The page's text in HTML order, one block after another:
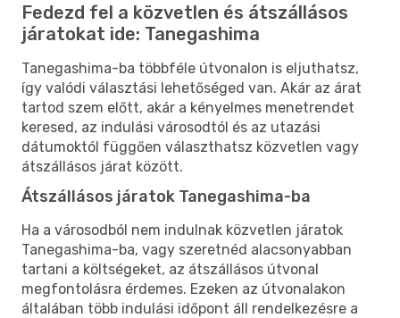
Fedezd fel a közvetlen és átszállásos
járatokat ide: Tanegashima
Tanegashima-ba többféle útvonalon is eljuthatsz,
így valódi választási lehetőséged van. Akár az árat
tartod szem előtt, akár a kényelmes menetrendet
keresed, az indulási városodtól és az utazási
dátumoktól függően választhatsz közvetlen vagy
átszállásos járat között.
Átszállásos járatok Tanegashima-ba
Ha a városodból nem indulnak közvetlen járatok
Tanegashima-ba, vagy szeretnéd alacsonyabban
tartani a költségeket, az átszállásos útvonal
megfontolásra érdemes. Ezeken az útvonalakon
általában több indulási időpont áll rendelkezésre a